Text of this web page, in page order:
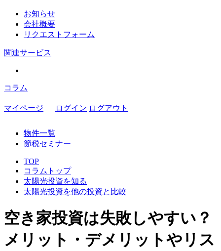
お知らせ
会社概要
リクエストフォーム
関連サービス
コラム
マイページ ログイン ログアウト
物件一覧
節税セミナー
TOP
コラムトップ
太陽光投資を知る
太陽光投資を他の投資と比較
空き家投資は失敗しやすい？
メリット・デメリットやリス